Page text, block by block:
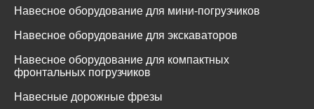
Навесное оборудование для мини-погрузчиков
Навесное оборудование для экскаваторов
Навесное оборудование для компактных
фронтальных погрузчиков
Навесные дорожные фрезы